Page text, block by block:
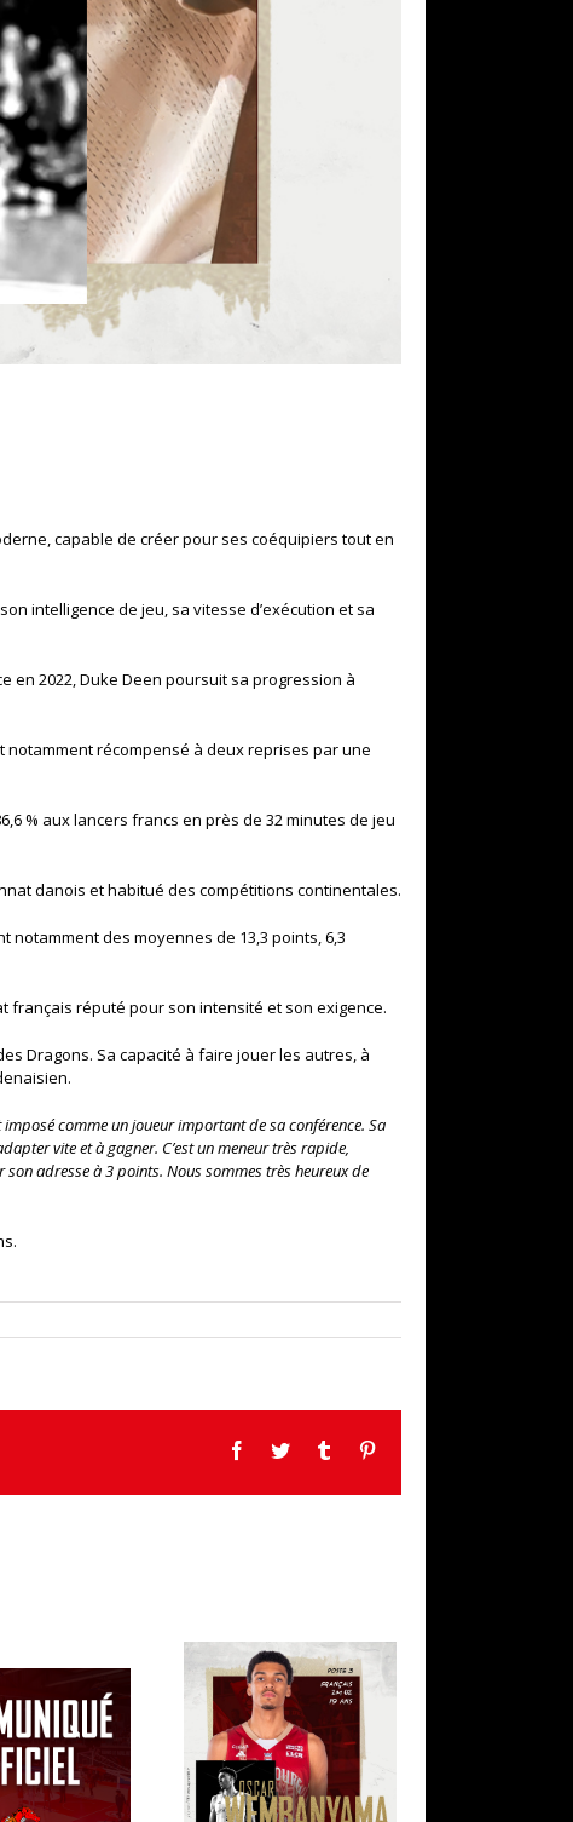
, capable de créer pour ses coéquipiers tout en
intelligence de jeu, sa vitesse d’exécution et sa
en 2022, Duke Deen poursuit sa progression à
notamment récompensé à deux reprises par une
% aux lancers francs en près de 32 minutes de jeu
danois et habitué des compétitions continentales.
notamment des moyennes de 13,3 points, 6,3
français réputé pour son intensité et son exigence.
Dragons. Sa capacité à faire jouer les autres, à
imposé comme un joueur important de sa conférence. Sa
vite et à gagner. C’est un meneur très rapide,
adresse à 3 points. Nous sommes très heureux de
Facebook
Twitter Tumblr
OFFICIEL
DE LA
BIENVENUE OSCAR !